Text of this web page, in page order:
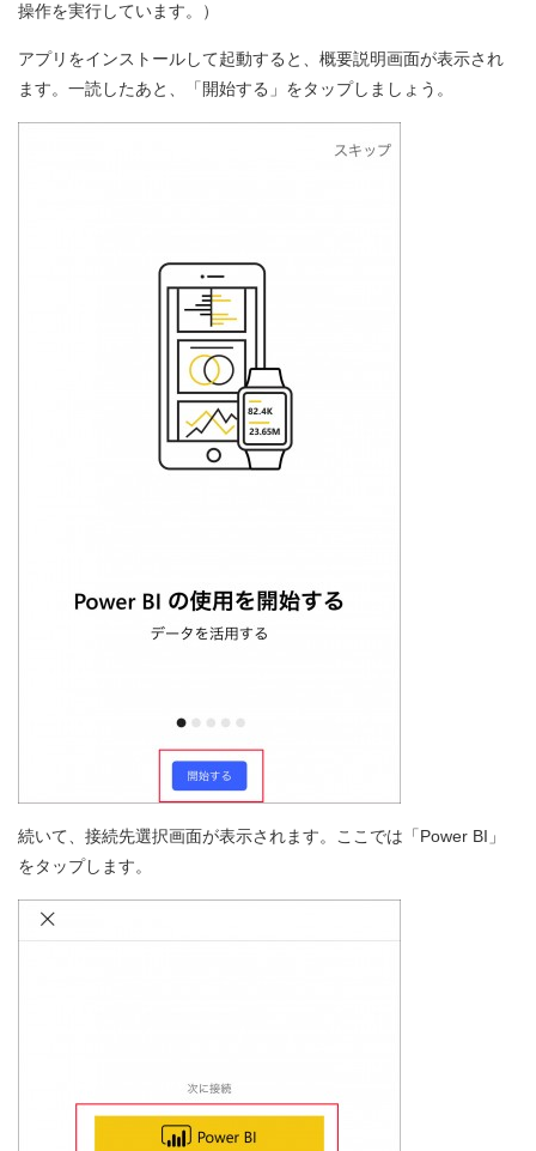
操作を実行しています。）
アプリをインストールして起動すると、概要説明画面が表示され
ます。一読したあと、「開始する」をタップしましょう。
続いて、接続先選択画面が表示されます。ここでは「Power BI」
をタップします。